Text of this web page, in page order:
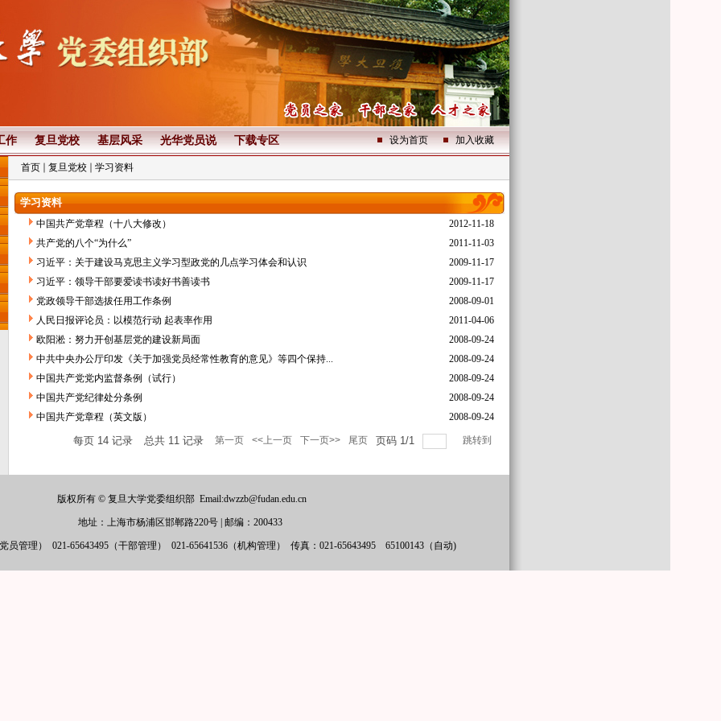
作 复旦党校 基层风采 光华党员说 下载专区 设为首页 加入收藏
首页 复旦党校 学习资料
学习资料
中国共产党章程（十八大修改）
2012-11-18
共产党的八个“为什么”
2011-11-03
习近平：关于建设马克思主义学习型政党的几点学习体会和认识
2009-11-17
习近平：领导干部要爱读书读好书善读书
2009-11-17
党政领导干部选拔任用工作条例
2008-09-01
人民日报评论员：以模范行动 起表率作用
2011-04-06
欧阳淞：努力开创基层党的建设新局面
2008-09-24
中共中央办公厅印发《关于加强党员经常性教育的意见》等四个保持...
2008-09-24
中国共产党党内监督条例（试行）
2008-09-24
中国共产党纪律处分条例
2008-09-24
中国共产党章程（英文版）
2008-09-24
每页 14 记录 总共 11 记录 第一页 <<上一页 下一页>> 尾页 页码 1/1 跳转到
版权所有 © 复旦大学党委组织部 Email:dwzzb@fudan.edu.cn
地址：上海市杨浦区邯郸路220号 邮编：200433
员管理） 021-65643495（干部管理） 021-65641536（机构管理） 传真：021-65643495 65100143（自动)